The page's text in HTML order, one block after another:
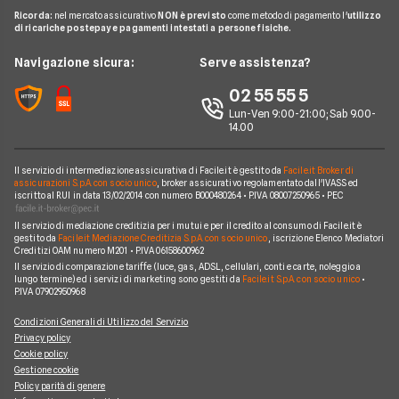
Noleggio Lungo Termine
News
Chi siamo
Perché scegliere Facile.it
Mappa del sito
Mutui INPDAP
Mutui Ristrutturazione
Piccoli Prestiti
Prestiti Veloci
Prestito INPS/INPDAP
Prestiti a Protestati
Consolidamento Debiti
Prestiti Moto
Prestiti per disoccupati
Prestiti senza busta paga
Guide Conti
Guide Carte
News Prestiti
News Carte
Ricorda: nel mercato assicurativo NON è previsto come metodo di pagamento l'utilizzo
di ricariche postepay e pagamenti intestati a persone fisiche.
Navigazione sicura: Serve assistenza?
02 55 55 5
Lun-Ven 9:00-21:00; Sab 9.00-
14.00
Il servizio di intermediazione assicurativa di Facile.it è gestito da Facile.it Broker di
assicurazioni S.p.A. con socio unico, broker assicurativo regolamentato dall'IVASS ed
iscritto al RUI in data 13/02/2014 con numero B000480264 • P.IVA 08007250965 • PEC
Il servizio di mediazione creditizia per i mutui e per il credito al consumo di Facile.it è
gestito da Facile.it Mediazione Creditizia S.p.A. con socio unico , iscrizione Elenco Mediatori
Creditizi OAM numero M201 • P.IVA 06158600962
Il servizio di comparazione tariffe (luce, gas, ADSL, cellulari, conti e carte, noleggio a
lungo termine) ed i servizi di marketing sono gestiti da Facile.it S.p.A. con socio unico•
P.IVA 07902950968
Condizioni Generali di Utilizzo del Servizio
Privacy policy
Cookie policy
Gestione cookie
Policy parità di genere